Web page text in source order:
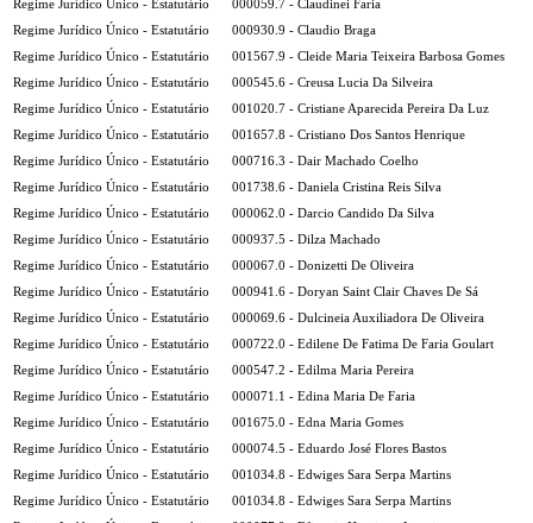
Regime Jurídico Único - Estatutário
000059.7 - Claudinei Faria
Regime Jurídico Único - Estatutário
000930.9 - Claudio Braga
Regime Jurídico Único - Estatutário
001567.9 - Cleide Maria Teixeira Barbosa Gomes
Regime Jurídico Único - Estatutário
000545.6 - Creusa Lucia Da Silveira
Regime Jurídico Único - Estatutário
001020.7 - Cristiane Aparecida Pereira Da Luz
Regime Jurídico Único - Estatutário
001657.8 - Cristiano Dos Santos Henrique
Regime Jurídico Único - Estatutário
000716.3 - Dair Machado Coelho
Regime Jurídico Único - Estatutário
001738.6 - Daniela Cristina Reis Silva
Regime Jurídico Único - Estatutário
000062.0 - Darcio Candido Da Silva
Regime Jurídico Único - Estatutário
000937.5 - Dilza Machado
Regime Jurídico Único - Estatutário
000067.0 - Donizetti De Oliveira
Regime Jurídico Único - Estatutário
000941.6 - Doryan Saint Clair Chaves De Sá
Regime Jurídico Único - Estatutário
000069.6 - Dulcineia Auxiliadora De Oliveira
Regime Jurídico Único - Estatutário
000722.0 - Edilene De Fatima De Faria Goulart
Regime Jurídico Único - Estatutário
000547.2 - Edilma Maria Pereira
Regime Jurídico Único - Estatutário
000071.1 - Edina Maria De Faria
Regime Jurídico Único - Estatutário
001675.0 - Edna Maria Gomes
Regime Jurídico Único - Estatutário
000074.5 - Eduardo José Flores Bastos
Regime Jurídico Único - Estatutário
001034.8 - Edwiges Sara Serpa Martins
Regime Jurídico Único - Estatutário
001034.8 - Edwiges Sara Serpa Martins